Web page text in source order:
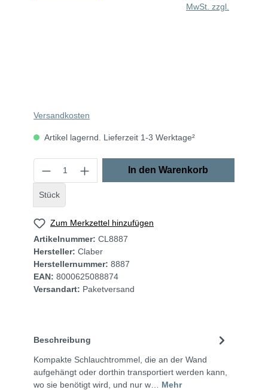
Drittanbieter übermittelt. Klicken Sie auf "Erlauben" um
MwSt. zzgl.
Versandkosten
Artikel lagernd. Lieferzeit 1-3 Werktage²
Stück
In den Warenkorb
Zum Merkzettel hinzufügen
Artikelnummer: CL8887
Hersteller: Claber
Herstellernummer: 8887
EAN: 8000625088874
Versandart: Paketversand
Beschreibung
Kompakte Schlauchtrommel, die an der Wand
aufgehängt oder dorthin transportiert werden kann,
wo sie benötigt wird, und nur w… Mehr